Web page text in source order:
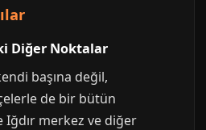
Diğer Noktalar
başına değil,
de bir bütün
merkez ve diğer